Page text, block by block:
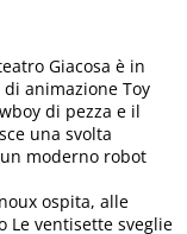
Giacosa è in
animazione Toy
di pezza e il
una svolta
moderno robot
ospita, alle
Le ventisette sveglie